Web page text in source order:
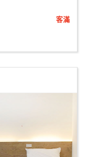
客滿